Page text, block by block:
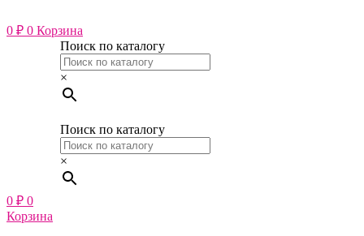
к
содержимому
0 ₽ 0 Корзина
Поиск по каталогу
×
Поиск по каталогу
×
0 ₽ 0
Корзина